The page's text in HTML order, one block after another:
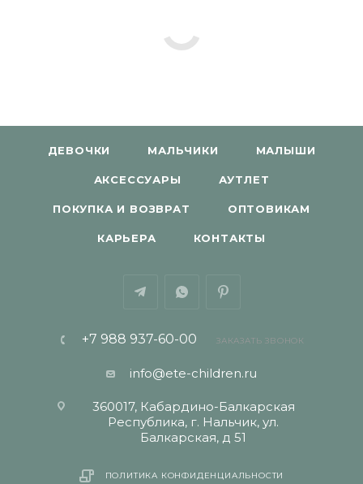
ДЕВОЧКИ МАЛЬЧИКИ МАЛЫШИ
АКСЕССУАРЫ АУТЛЕТ
ПОКУПКА И ВОЗВРАТ ОПТОВИКАМ
КАРЬЕРА КОНТАКТЫ
+7 988 937-60-00 ЗАКАЗАТЬ ЗВОНОК
info@ete-children.ru
360017, Кабардино-Балкарская
Республика, г. Нальчик, ул.
Балкарская, д 51
ПОЛИТИКА КОНФИДЕНЦИАЛЬНОСТИ